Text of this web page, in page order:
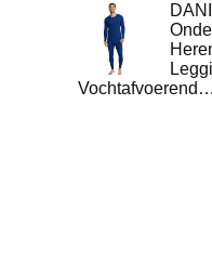
Vochtafvoerend…